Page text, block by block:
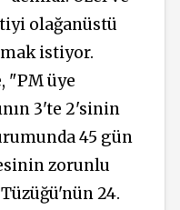
olağanüstü
istiyor.
"PM üye
3'te 2'sinin
45 gün
zorunlu
24.